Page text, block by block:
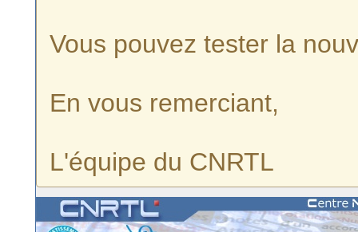
Vous pouvez tester la
En vous remerciant,
L'équipe du CNRTL